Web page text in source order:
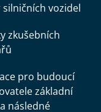
silničních vozidel
zkušebních
pro budoucí
základní
následné